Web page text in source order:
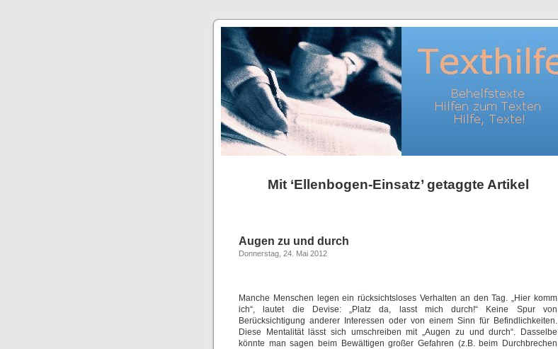
Mit ‘Ellenbogen-Einsatz’ getaggte Artikel
Augen zu und durch
Donnerstag, 24. Mai 2012
Manche Menschen legen ein rücksichtsloses Verhalten an den Tag. „Hier komm
ich“, lautet die Devise: „Platz da, lasst mich durch!“ Keine Spur von
Berücksichtigung anderer Interessen oder von einem Sinn für Befindlichkeiten.
Diese Mentalität lässt sich umschreiben mit „Augen zu und durch“. Dasselbe
könnte man sagen beim Bewältigen großer Gefahren (z.B. beim Durchbrechen